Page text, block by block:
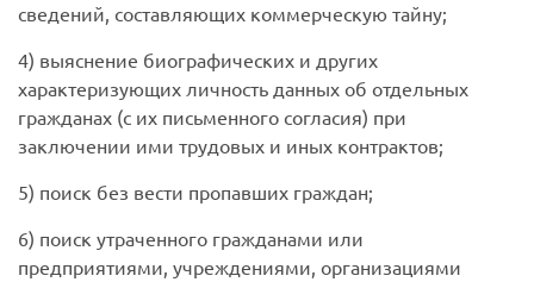
сведений, составляющих коммерческую тайну;
4) выяснение биографических и других
характеризующих личность данных об отдельных
гражданах (с их письменного согласия) при
заключении ими трудовых и иных контрактов;
5) поиск без вести пропавших граждан;
6) поиск утраченного гражданами или
предприятиями, учреждениями, организациями